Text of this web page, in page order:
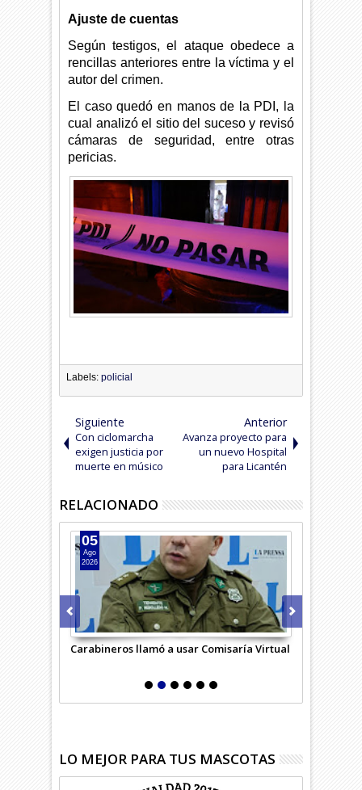
Ajuste de cuentas
Según testigos, el ataque obedece a
rencillas anteriores entre la víctima y el
autor del crimen.
El caso quedó en manos de la PDI, la
cual analizó el sitio del suceso y revisó
cámaras de seguridad, entre otras
pericias.
Labels:policial
Siguiente
Con ciclomarcha
exigen justicia por
muerte en músico
Anterior
Avanza proyecto para
un nuevo Hospital
para Licantén
RELACIONADO
Carabineros llamó a usar Comisaría Virtual
05
Ago
2026
LO MEJOR PARA TUS MASCOTAS